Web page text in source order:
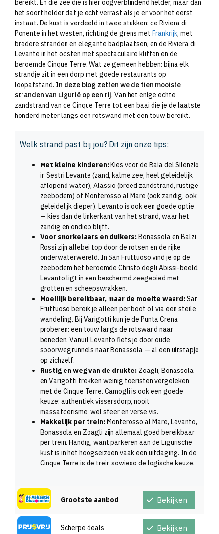
bereikt. En die zee die is hier oogverblindend helder, maar dan
het soort helder dat je echt verrast als je er voor het eerst
instaat. De kust is verdeeld in twee stukken: de Riviera di
Ponente in het westen, richting de grens met Frankrijk, met
bredere stranden en elegante badplaatsen, en de Riviera di
Levante in het oosten met spectaculaire kliffen en de
beroemde Cinque Terre. Wat ze gemeen hebben: bijna elk
strandje zit in een dorp met goede restaurants op
loopafstand. In deze blog zetten we de tien mooiste
stranden van Ligurië op een rij. Van het enige echte
zandstrand van de Cinque Terre tot een baai die je de laatste
honderd meter langs een rotswand met een touw bereikt.
Welk strand past bij jou? Dit zijn onze tips:
Met kleine kinderen:Kies voor de Baia del Silenzio
in Sestri Levante (zand, kalme zee, heel geleidelijk
aflopend water), Alassio (breed zandstrand, rustige
zeebodem) of Monterosso al Mare (ook zandig, ook
geleidelijk dieper). Levanto is ook een goede optie
— kies dan de linkerkant van het strand, waar het
zandig en ondiep blijft.
Voor snorkelaars en duikers:Bonassola en Balzi
Rossi zijn allebei top door de rotsen en de rijke
onderwaterwereld. In San Fruttuoso vind je op de
zeebodem het beroemde Christo degli Abissi-beeld.
Levanto ligt in een beschermd zeegebied met
grotten en scheepswrakken.
Moeilijk bereikbaar, maar de moeite waard:San
Fruttuoso bereik je alleen per boot of via een steile
wandeling. Bij Varigotti kun je de Punta Crena
proberen: een touw langs de rotswand naar
beneden. Vanuit Levanto fiets je door oude
spoorwegtunnels naar Bonassola — al een uitstapje
op zichzelf.
Rustig en weg van de drukte: Zoagli, Bonassola
en Varigotti trekken weinig toeristen vergeleken
met de Cinque Terre. Camogli is ook een goede
keuze: authentiek vissersdorp, nooit
massatoerisme, wel sfeer en verse vis.
Makkelijk per trein:Monterosso al Mare, Levanto,
Bonassola en Zoagli zijn allemaal goed bereikbaar
per trein. Handig, want parkeren aan de Ligurische
kust is in het hoogseizoen vaak een uitdaging. In de
Cinque Terre is de trein sowieso de logische keuze.
Grootste aanbod Bekijken
Scherpe deals Bekijken